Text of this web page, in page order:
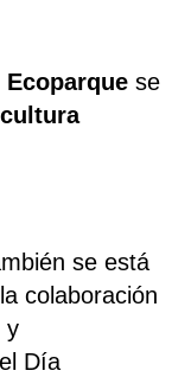
se
se está
colaboración
y
Día